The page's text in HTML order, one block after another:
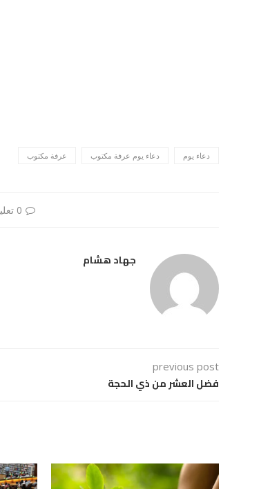
دعاء يوم دعاء يوم عرفة مكتوب عرفة مكتوب
0 تعليقات
جهاد هشام
previous post
فضل العشر من ذي الحجة